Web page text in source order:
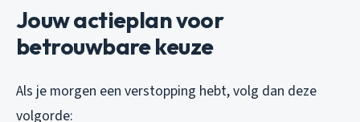
Jouw actieplan voor
betrouwbare keuze
Als je morgen een verstopping hebt, volg dan deze
volgorde: